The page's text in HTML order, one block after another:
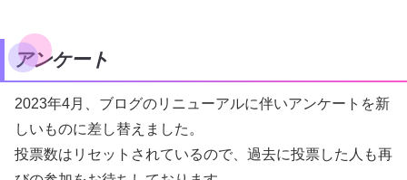
アンケート
2023年4月、ブログのリニューアルに伴いアンケートを新
しいものに差し替えました。
投票数はリセットされているので、過去に投票した人も再